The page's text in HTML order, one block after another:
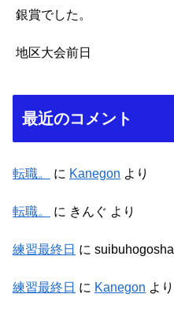
銀賞でした。
地区大会前日
最近のコメント
転職。 に Kanegon より
転職。 に きんぐ より
練習最終日 に suibuhogosha
練習最終日 に Kanegon より